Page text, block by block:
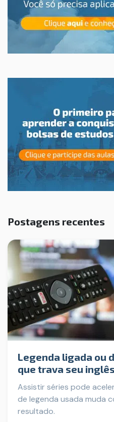
Postagens recentes
Legenda ligada ou
que trava seu inglês
Assistir séries pode
de legenda usada muda
resultado.